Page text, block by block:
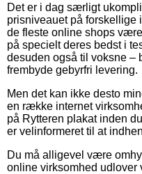
Det er i dag særligt
prisniveauet på forskellige
de fleste online shops
på specielt deres bedst i
desuden også til voksne –
frembyde gebyrfri levering.
Men det kan ikke desto
en række internet
på Rytteren plakat inden
er velinformeret til at
Du må alligevel være
online virksomhed udlover